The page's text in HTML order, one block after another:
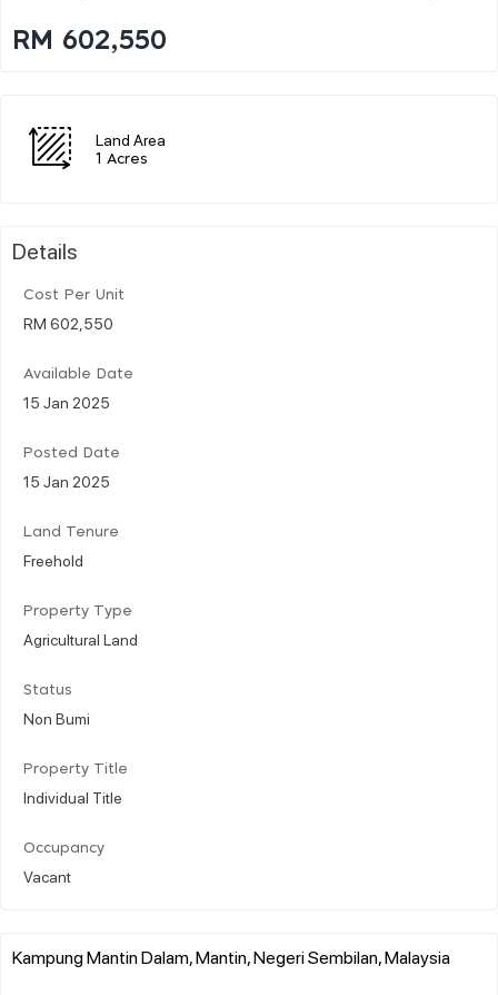
RM 602,550
Land Area
1 Acres
Details
Cost Per Unit
RM 602,550
Available Date
15 Jan 2025
Posted Date
15 Jan 2025
Land Tenure
Freehold
Property Type
Agricultural Land
Status
Non Bumi
Property Title
Individual Title
Occupancy
Vacant
Kampung Mantin Dalam, Mantin, Negeri Sembilan, Malaysia